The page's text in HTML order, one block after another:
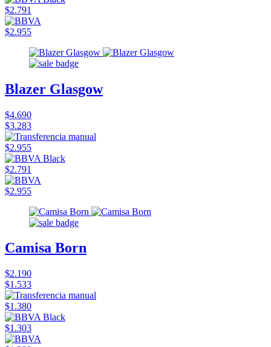
$2.791
$2.955
Blazer Glasgow
$4.690
$3.283
$2.955
$2.791
$2.955
Camisa Born
$2.190
$1.533
$1.380
$1.303